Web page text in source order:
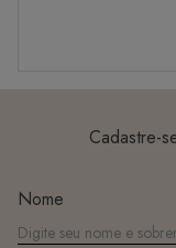
Cadastre-
Nome